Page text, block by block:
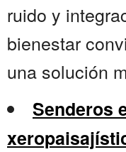
ruido y
bienestar
una solución
Senderos